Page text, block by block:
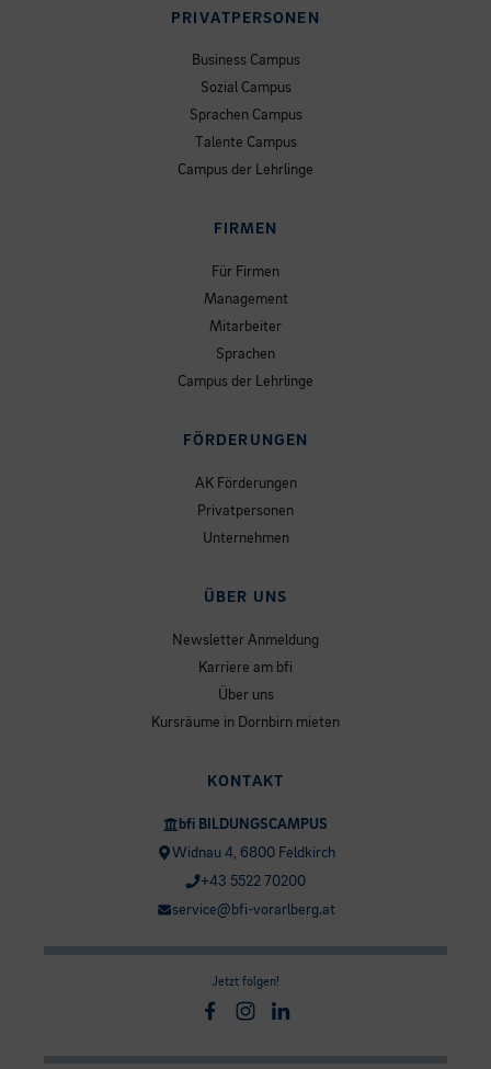
PRIVATPERSONEN
Business Campus
Sozial Campus
Sprachen Campus
Talente Campus
Campus der Lehrlinge
FIRMEN
Für Firmen
Management
Mitarbeiter
Sprachen
Campus der Lehrlinge
FÖRDERUNGEN
AK Förderungen
Privatpersonen
Unternehmen
ÜBER UNS
Newsletter Anmeldung
Karriere am bfi
Über uns
Kursräume in Dornbirn mieten
KONTAKT
bfi BILDUNGSCAMPUS
Widnau 4, 6800 Feldkirch
+43 5522 70200
service@bfi-vorarlberg.at
Jetzt folgen!
Facebook
Instagram
Linkedin